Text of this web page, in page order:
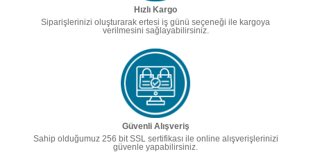
Hızlı Kargo
Siparişlerinizi oluşturarak ertesi iş günü seçeneği ile kargoya
verilmesini sağlayabilirsiniz.
Güvenli Alışveriş
Sahip olduğumuz 256 bit SSL sertifikası ile online alışverişlerinizi
güvenle yapabilirsiniz.